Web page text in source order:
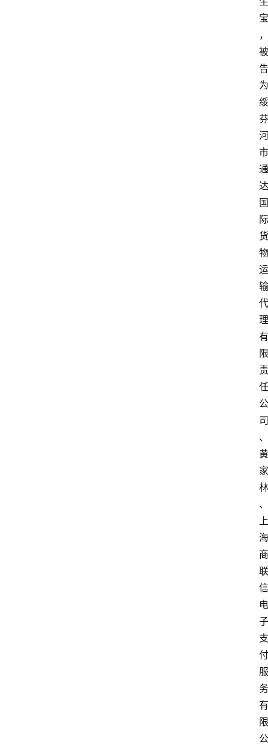
宝
，
被
告
为
绥
芬
河
市
通
达
国
际
货
物
运
输
代
理
有
限
责
任
公
司
、
黄
家
林
、
上
海
商
联
信
电
子
支
付
服
务
有
限
公